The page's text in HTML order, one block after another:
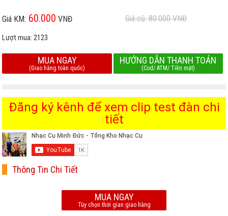
Giá KM: 60.000 VNĐ Giá cũ: 80.000VNĐ
Lượt mua:2123
MUA NGAY
(Giao hàng toàn quốc)
HƯỚNG DẪN THANH TOÁN
(Cod/ ATM/ Tiền mặt)
Đăng ký kênh để xem clip test đàn chi
tiết
Thông Tin Chi Tiết
MUA NGAY
Tùy chọn thời gian giao hàng